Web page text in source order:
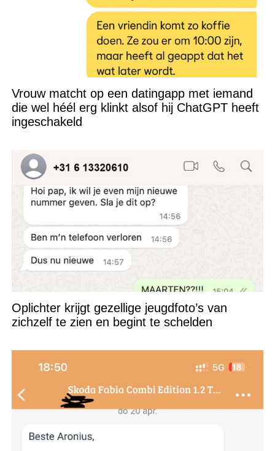
Vrouw matcht op een datingapp met iemand
die wel héél erg klinkt alsof hij ChatGPT heeft
ingeschakeld
Oplichter krijgt gezellige jeugdfoto’s van
zichzelf te zien en begint te schelden